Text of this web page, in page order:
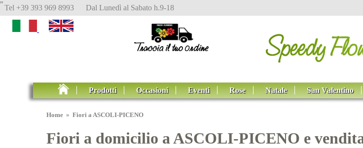
"Tel +39 393 969 8993 Dal Lunedì al Sabato h.9-18
Prodotti Occasioni Eventi Rose Natale San Valentino
Home »Fiori a ASCOLI-PICENO
Fiori a domicilio a ASCOLI-PICENO e